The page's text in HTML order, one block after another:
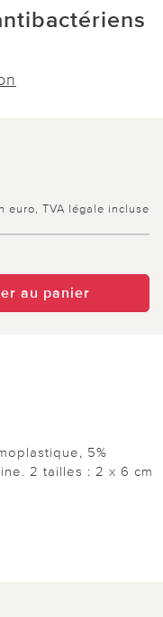
euro, TVA légale incluse
au panier
5%
2 tailles : 2 x 6 cm